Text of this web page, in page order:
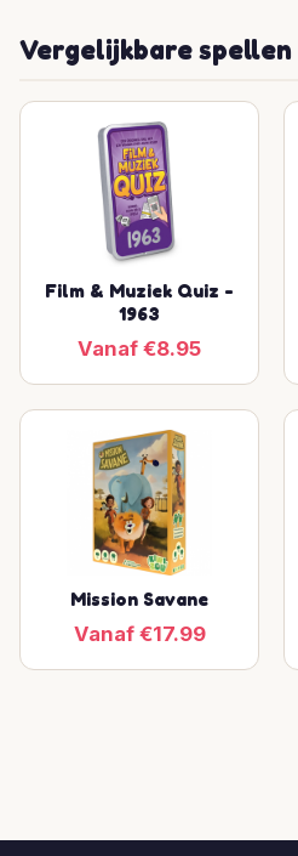
Vergelijkbare spellen
Film & Muziek Quiz -
1963
Vanaf €8.95
Mission Savane
Vanaf €17.99